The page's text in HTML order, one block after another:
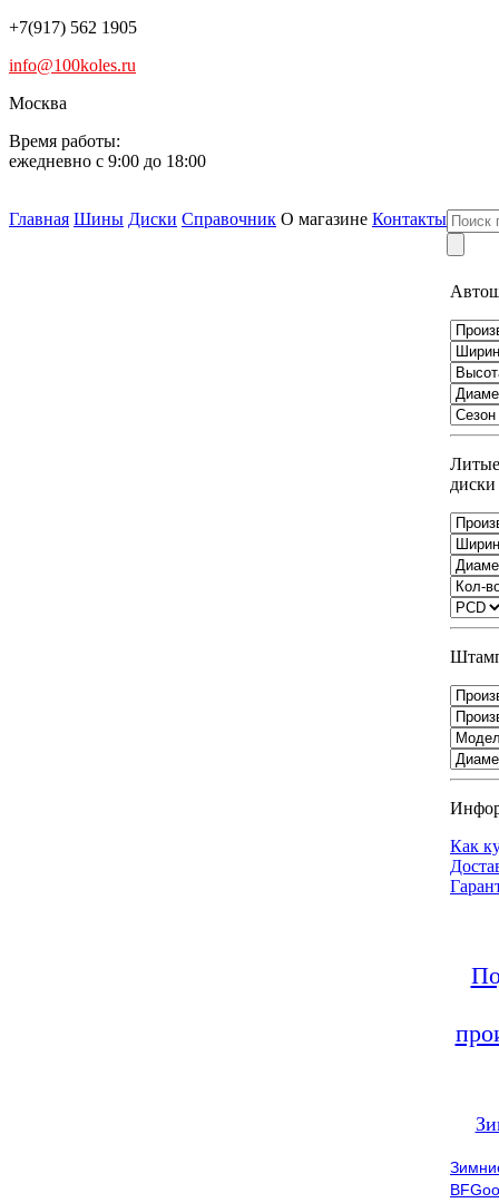
+7(917) 562 1905
info@100koles.ru
Москва
Время работы:
ежедневно с 9:00 до 18:00
Главная Шины Диски Справочник О магазине Контакты
Литые
диски
Как